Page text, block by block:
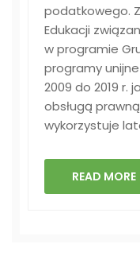
podatkowego.
Edukacji
w programie
programy
2009 do 2019 r.
obsługą
wykorzystuje
READ MORE